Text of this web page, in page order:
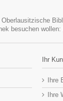
besuchen wollen:
Ihr
Ihre
Ihre